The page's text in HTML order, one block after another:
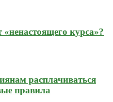
курса»?
расплачиваться
правила